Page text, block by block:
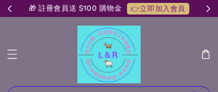
🎁 註冊會員送 $100 購物金 👉立即加入會員